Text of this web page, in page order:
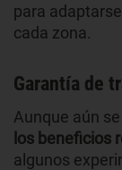
para
cada zona.
Garantía de
Aunque aún
los beneficios
algunos